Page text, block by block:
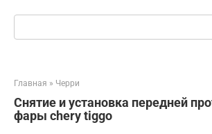
Поиск:
Главная » Черри
Снятие и установка передней
фары chery tiggo